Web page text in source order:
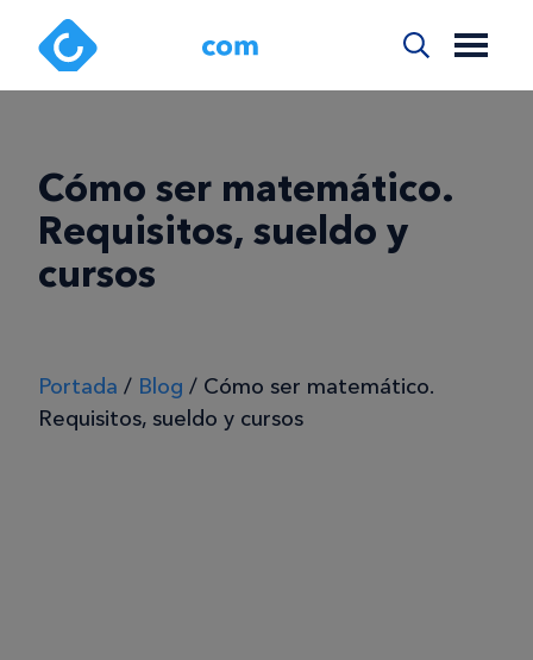
Cómo ser matemático.
Requisitos, sueldo y
cursos
Portada / Blog / Cómo ser matemático.
Requisitos, sueldo y cursos